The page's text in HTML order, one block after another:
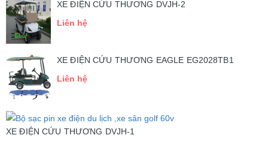
XE ĐIỆN CỨU THƯƠNG DVJH-2
Liên hệ
XE ĐIỆN CỨU THƯƠNG EAGLE EG2028TB1
Liên hệ
XE ĐIỆN CỨU THƯƠNG DVJH-1